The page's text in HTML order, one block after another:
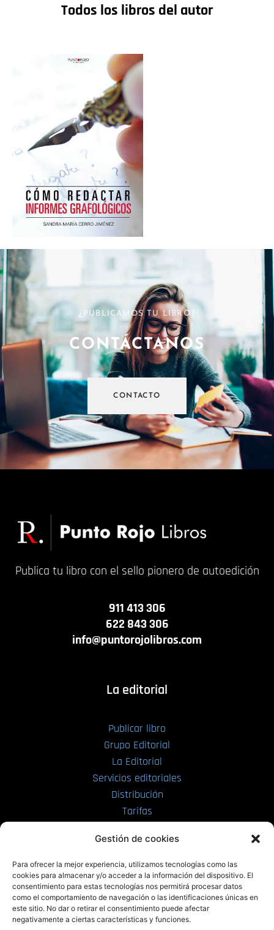
Gestión de cookies
Para ofrecer la mejor experiencia, utilizamos tecnologías como las
cookies para almacenar y/o acceder a la información del dispositivo. El
consentimiento para estas tecnologías nos permitirá procesar datos
como el comportamiento de navegación o las identificaciones únicas en
este sitio. No dar o retirar el consentimiento puede afectar
negativamente a ciertas características y funciones.
Todos los libros del autor
¿PUBLICAMOS TU LIBRO?
CONTÁCTANOS
CONTACTO
Publica tu libro con el sello pionero de autoedición
911 413 306
622 843 306
info@puntorojolibros.com
La editorial
Publicar libro
Grupo Editorial
La Editorial
Servicios editoriales
Distribución
Tarifas
PRL | Films
PRL | Play
PRL | LAB